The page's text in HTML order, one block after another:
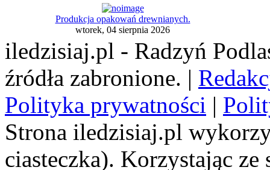
Produkcja opakowań drewnianych.
wtorek, 04 sierpnia 2026
iledzisiaj.pl - Radzyń
źródła zabronione. |
Polityka prywatności |
Strona iledzisiaj.pl
ciasteczka). Korzystając